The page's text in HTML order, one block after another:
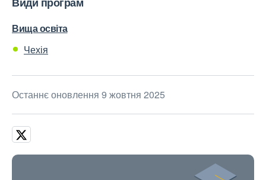
Вища освіта
Чехія
Останнє оновлення 9 жовтня 2025